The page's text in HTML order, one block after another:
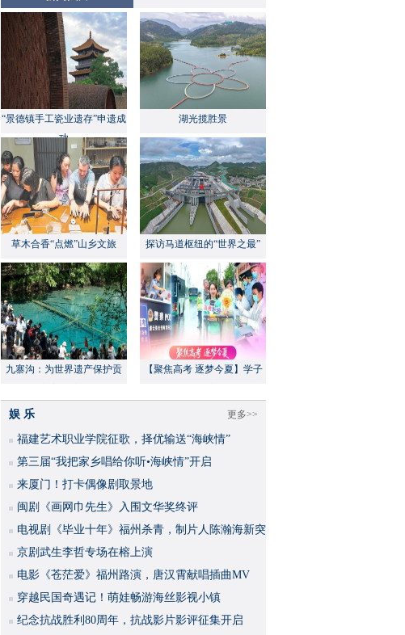
“景德镇手工瓷业遗存”申遗成
功
湖光揽胜景
草木合香“点燃”山乡文旅 探访马道枢纽的“世界之最”
九寨沟：为世界遗产保护贡
【聚焦高考 逐梦今夏】学子
更多>>
娱 乐
福建艺术职业学院征歌，择优输送“海峡情”
​第三届“我把家乡唱给你听•海峡情”开启
来厦门！打卡偶像剧取景地
闽剧《画网巾先生》入围文华奖终评
​电视剧《毕业十年》福州杀青，制片人陈瀚海新突
破
京剧武生李哲专场在榕上演
​电影《苍茫爱》福州路演，唐汉霄献唱插曲MV
穿越民国奇遇记！萌娃畅游海丝影视小镇
​纪念抗战胜利80周年，抗战影片影评征集开启